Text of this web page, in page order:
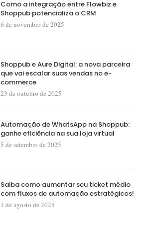
Como a integração entre Flowbiz e
Shoppub potencializa o CRM
6 de novembro de 2025
Shoppub e Aure Digital: a nova parceira
que vai escalar suas vendas no e-
commerce
23 de outubro de 2025
Automação de WhatsApp na Shoppub:
ganhe eficiência na sua loja virtual
5 de setembro de 2025
Saiba como aumentar seu ticket médio
com fluxos de automação estratégicos!
1 de agosto de 2025